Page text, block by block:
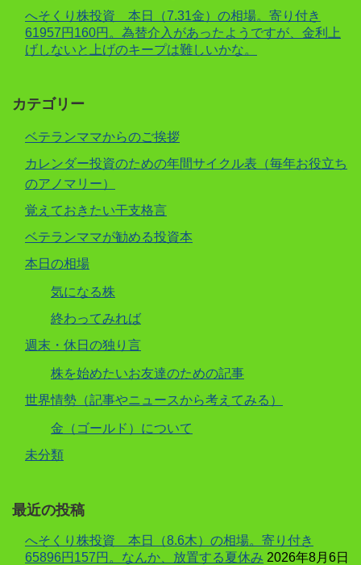
へそくり株投資 本日（7.31金）の相場。寄り付き
61957円160円。為替介入があったようですが、金利上
げしないと上げのキープは難しいかな。
カテゴリー
ベテランママからのご挨拶
カレンダー投資のための年間サイクル表（毎年お役立ち
のアノマリー）
覚えておきたい干支格言
ベテランママが勧める投資本
本日の相場
気になる株
終わってみれば
週末・休日の独り言
株を始めたいお友達のための記事
世界情勢（記事やニュースから考えてみる）
金（ゴールド）について
未分類
最近の投稿
へそくり株投資 本日（8.6木）の相場。寄り付き
65896円157円。なんか、放置する夏休み 2026年8月6日